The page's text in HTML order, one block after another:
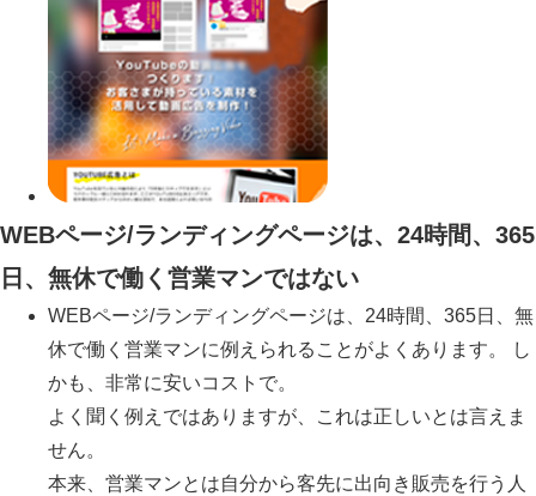
WEBページ/ランディングページは、24時間、365
日、無休で働く営業マンではない
WEBページ/ランディングページは、24時間、365日、無
休で働く営業マンに例えられることがよくあります。 し
かも、非常に安いコストで。
よく聞く例えではありますが、これは正しいとは言えま
せん。
本来、営業マンとは自分から客先に出向き販売を行う人